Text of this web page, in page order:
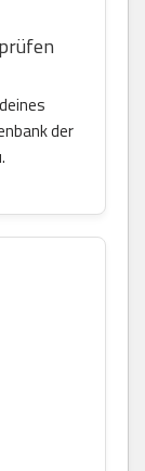
der